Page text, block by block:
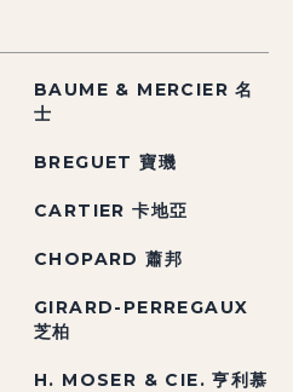
BAUME & MERCIER 名
士
BREGUET 寶璣
CARTIER 卡地亞
CHOPARD 蕭邦
GIRARD-PERREGAUX
芝柏
H. MOSER & CIE. 亨利慕